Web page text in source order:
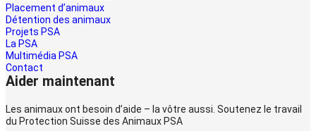
Placement d’animaux
Détention des animaux
Projets PSA
La PSA
Multimédia PSA
Contact
Aider maintenant
Les animaux ont besoin d’aide – la vôtre aussi. Soutenez le travail
du Protection Suisse des Animaux PSA